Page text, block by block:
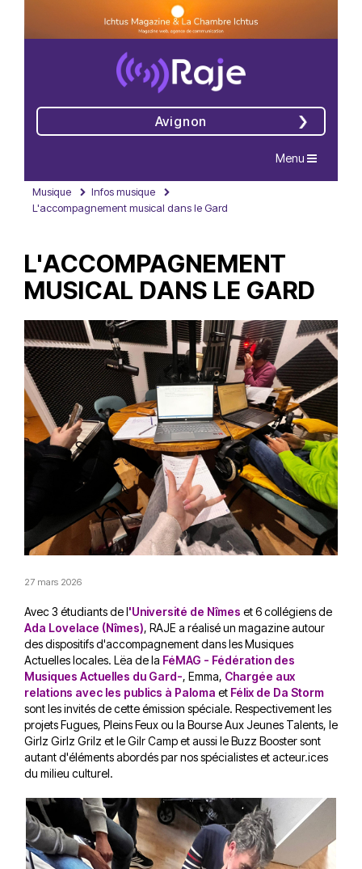
Avignon
Navigation
Menu
Musique
Infos musique
L'accompagnement musical dans le Gard
L'ACCOMPAGNEMENT
MUSICAL DANS LE GARD
27 mars 2026
Avec 3 étudiants de l'Université de Nîmes et 6 collégiens de
Ada Lovelace (Nîmes), RAJE a réalisé un magazine autour
des dispositifs d'accompagnement dans les Musiques
Actuelles locales. Lëa de la FéMAG - Fédération des
Musiques Actuelles du Gard-, Emma, Chargée aux
relations avec les publics à Paloma et Félix de Da Storm
sont les invités de cette émission spéciale. Respectivement les
projets Fugues, Pleins Feux ou la Bourse Aux Jeunes Talents, le
Girlz Girlz Grilz et le Gilr Camp et aussi le Buzz Booster sont
autant d'éléments abordés par nos spécialistes et acteur.ices
du milieu culturel.